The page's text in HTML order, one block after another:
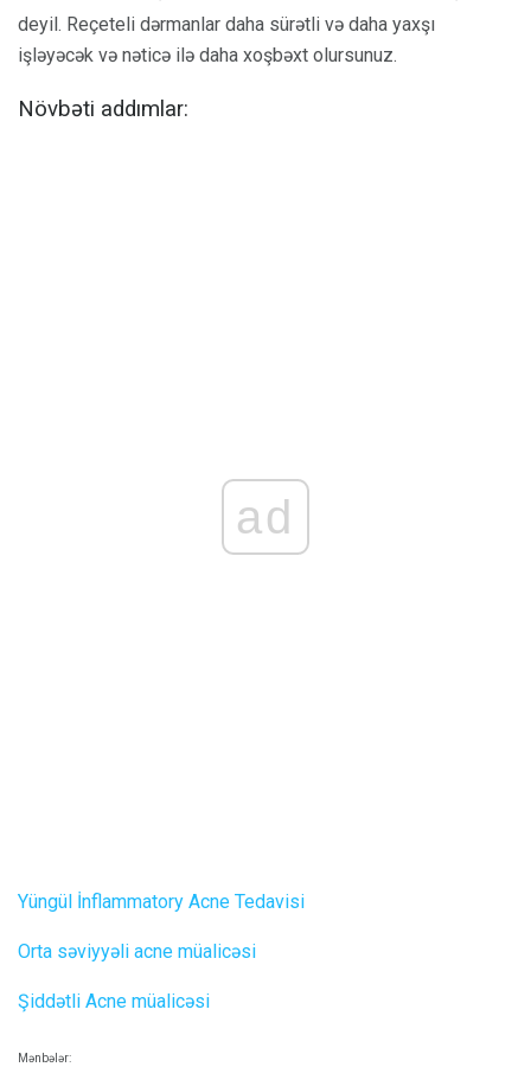
deyil. Reçeteli dərmanlar daha sürətli və daha yaxşı
işləyəcək və nəticə ilə daha xoşbəxt olursunuz.
Növbəti addımlar:
ad
Yüngül İnflammatory Acne Tedavisi
Orta səviyyəli acne müalicəsi
Şiddətli Acne müalicəsi
Mənbələr: